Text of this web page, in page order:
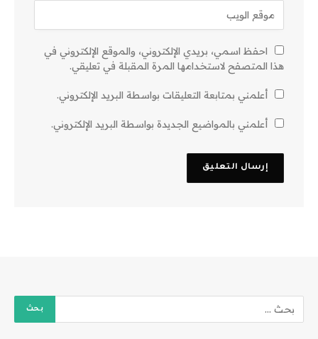
احفظ اسمي، بريدي الإلكتروني، والموقع الإلكتروني في
هذا المتصفح لاستخدامها المرة المقبلة في تعليقي.
أعلمني بمتابعة التعليقات بواسطة البريد الإلكتروني.
أعلمني بالمواضيع الجديدة بواسطة البريد الإلكتروني.